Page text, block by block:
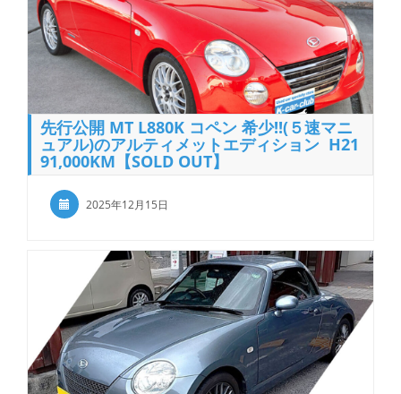
先行公開 MT L880K コペン 希少!!(５速マニ
ュアル)のアルティメットエディション H21
91,000KM【SOLD OUT】
2025年12月15日